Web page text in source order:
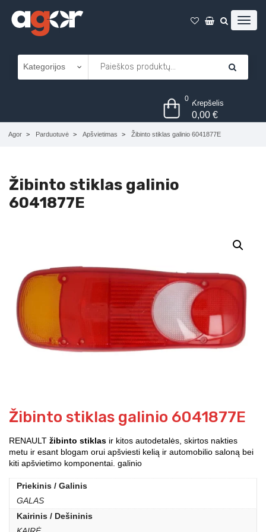
0 Krepšelis
0,00€
Agor Parduotuvė Apšvietimas Žibinto stiklas galinio 6041877E
Žibinto stiklas galinio
6041877E
Žibinto stiklas galinio 6041877E
RENAULT žibinto stiklas ir kitos autodetalės, skirtos nakties
metu ir esant blogam orui apšviesti kelią ir automobilio saloną bei
kiti apšvietimo komponentai. galinio
Priekinis / Galinis
GALAS
Kairinis / Dešininis